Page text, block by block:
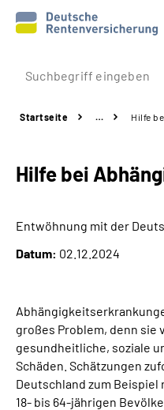
Prävention
Rente
Beratung & Kontakt
Experten
Über uns & Presse
Online-Services
Suche
Startseite … Hilfe
Hilfe bei
Entwöhnung mit der
Datum: 02.12.2024
großes Problem, denn sie
gesundheitliche, soziale
Schäden. Schätzungen
Deutschland zum Beispiel
18- bis 64-jährigen